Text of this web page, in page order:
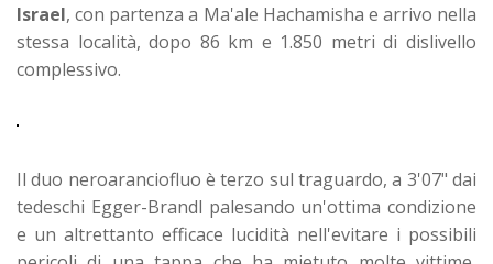
Israel, con partenza a Ma'ale Hachamisha e arrivo nella
stessa località, dopo 86 km e 1.850 metri di dislivello
complessivo.
Il duo neroaranciofluo è terzo sul traguardo, a 3'07" dai
tedeschi Egger-Brandl palesando un'ottima condizione
e un altrettanto efficace lucidità nell'evitare i possibili